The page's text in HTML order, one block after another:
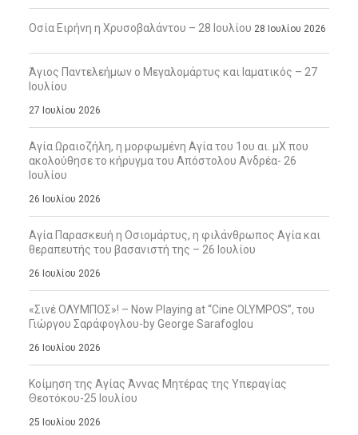
Οσία Ειρήνη η Χρυσοβαλάντου – 28 Ιουλίου 28 Ιουλίου 2026
Άγιος Παντελεήμων ο Μεγαλομάρτυς και Ιαματικός – 27
Ιουλίου
27 Ιουλίου 2026
Αγία Ωραιοζήλη, η μορφωμένη Αγία του 1ου αι. μΧ που
ακολούθησε το κήρυγμα του Απόστολου Ανδρέα- 26
Ιουλίου
26 Ιουλίου 2026
Αγία Παρασκευή η Οσιομάρτυς, η φιλάνθρωπος Αγία και
θεραπευτής του βασανιστή της – 26 Ιουλίου
26 Ιουλίου 2026
«Σινέ ΟΛΥΜΠΟΣ»! – Now Playing at “Cine OLYMPOS”, του
Γιώργου Σαράφογλου-by George Sarafoglou
26 Ιουλίου 2026
Κοίμηση της Αγίας Άννας Μητέρας της Υπεραγίας
Θεοτόκου-25 Ιουλίου
25 Ιουλίου 2026